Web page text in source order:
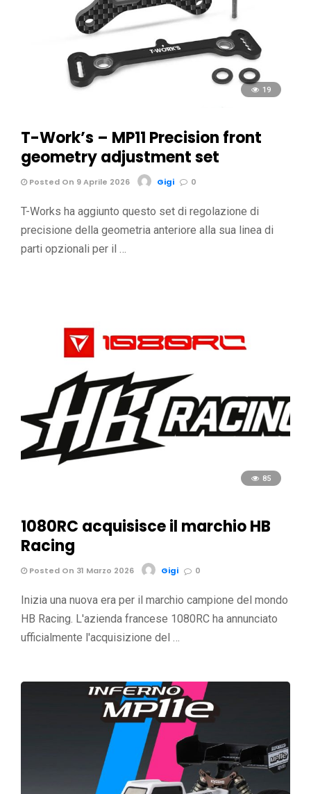
19
T-Work’s – MP11 Precision front
geometry adjustment set
Posted On 9 Aprile 2026 Gigi 0
T-Works ha aggiunto questo set di regolazione di
precisione della geometria anteriore alla sua linea di
parti opzionali per il …
85
1080RC acquisisce il marchio HB
Racing
Posted On 31 Marzo 2026 Gigi 0
Inizia una nuova era per il marchio campione del mondo
HB Racing. L'azienda francese 1080RC ha annunciato
ufficialmente l'acquisizione del …